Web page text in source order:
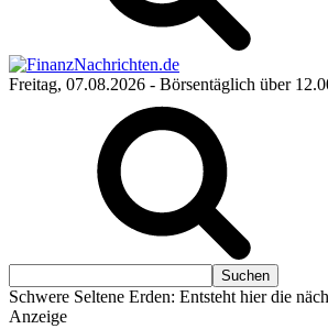
Freitag, 07.08.2026 - Börsentäglich über
Schwere Seltene Erden: Entsteht hier die
Anzeige